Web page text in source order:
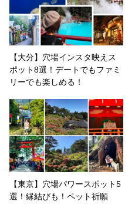
【大分】穴場インスタ映えス
ポット8選！デートでもファミ
リーでも楽しめる！
【東京】穴場パワースポット5
選！縁結びも！ペット祈願